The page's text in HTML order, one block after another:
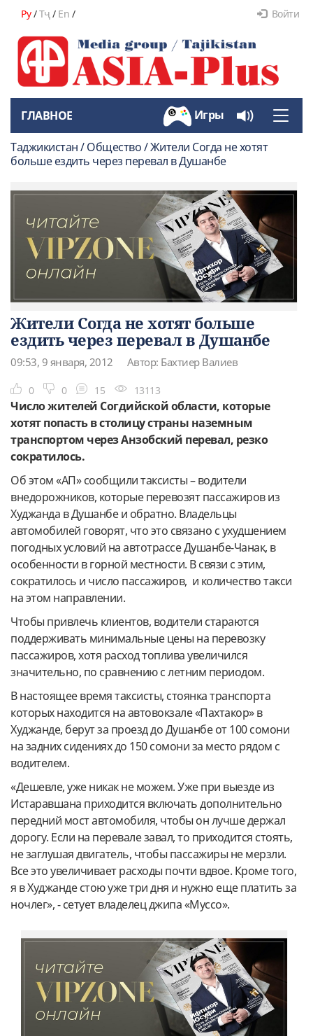
Ру/Тҷ/ En / Войти
Toggle
ГЛАВНОЕ Игры
Таджикистан / Общество / Жители Согда не хотят
больше ездить через перевал в Душанбе
Жители Согда не хотят больше
ездить через перевал в Душанбе
09:53, 9 января, 2012 Автор: Бахтиер Валиев
0 0 15 13113
Число жителей Согдийской области, которые
хотят попасть в столицу страны наземным
транспортом через Анзобский перевал, резко
сократилось.
Об этом «АП» сообщили таксисты – водители
внедорожников, которые перевозят пассажиров из
Худжанда в Душанбе и обратно. Владельцы
автомобилей говорят, что это связано с ухудшением
погодных условий на автотрассе Душанбе-Чанак, в
особенности в горной местности. В связи с этим,
сократилось и число пассажиров, и количество такси
на этом направлении.
Чтобы привлечь клиентов, водители стараются
поддерживать минимальные цены на перевозку
пассажиров, хотя расход топлива увеличился
значительно, по сравнению с летним периодом.
В настоящее время таксисты, стоянка транспорта
которых находится на автовокзале «Пахтакор» в
Худжанде, берут за проезд до Душанбе от 100 сомони
на задних сидениях до 150 сомони за место рядом с
водителем.
«Дешевле, уже никак не можем. Уже при выезде из
Истаравшана приходится включать дополнительно
передний мост автомобиля, чтобы он лучше держал
дорогу. Если на перевале завал, то приходится стоять,
не заглушая двигатель, чтобы пассажиры не мерзли.
Все это увеличивает расходы почти вдвое. Кроме того,
я в Худжанде стою уже три дня и нужно еще платить за
ночлег», - сетует владелец джипа «Муссо».